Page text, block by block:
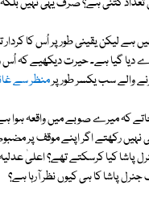
لیکن یقینی طور پر اُس کا کردار
دیا گیا ہے۔ حیرت دیکھیے کہ
والے سب یکسر طور پرمنظر سے
کہ میرے صوبے میں واقعہ ہوا
نہیں رکھتے اگر اپنے موقف
پاشا کیا کرسکتے تھے؟ اعلیٰ
پاشا کا ہی کیوں نظر آرہا ہے؟